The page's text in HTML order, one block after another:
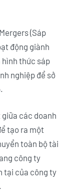
(Sáp
động giành
hình thức sáp
nghiệp để sở
các doanh
tạo ra một
toàn bộ tài
công ty
tại của công ty